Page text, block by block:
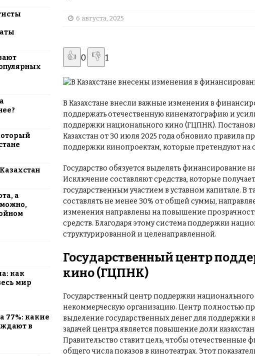
Con 2026: столица превратится в центр поп-культуры Казахстана
6 августа, 2025
👍 0 👎 1
В Казахстане внесли важные изменения в
поддержать отечественную кинематографию и
поддержки национального кино (ГЦПНК).
Казахстан от 30 июля 2025 года обновило правила
поддержки кинопроектам, которые претендуют на
Государство обязуется выделять финансирование
Исключение составляют средства, которые
государственным участием в уставном капитале. В
составлять не менее 30% от общей суммы,
изменения направлены на повышение
средств. Благодаря этому система поддержки
структурированной и целенаправленной.
Государственный центр
кино (ГЦПНК)
Государственный центр поддержки национального
некоммерческую организацию. Центр полностью
выделение государственных денег для поддержки
задачей центра является повышение доли
Правительство ставит цель, чтобы отечественные
общего числа показов в кинотеатрах. Этот
а
как
мир
77%: какие
в